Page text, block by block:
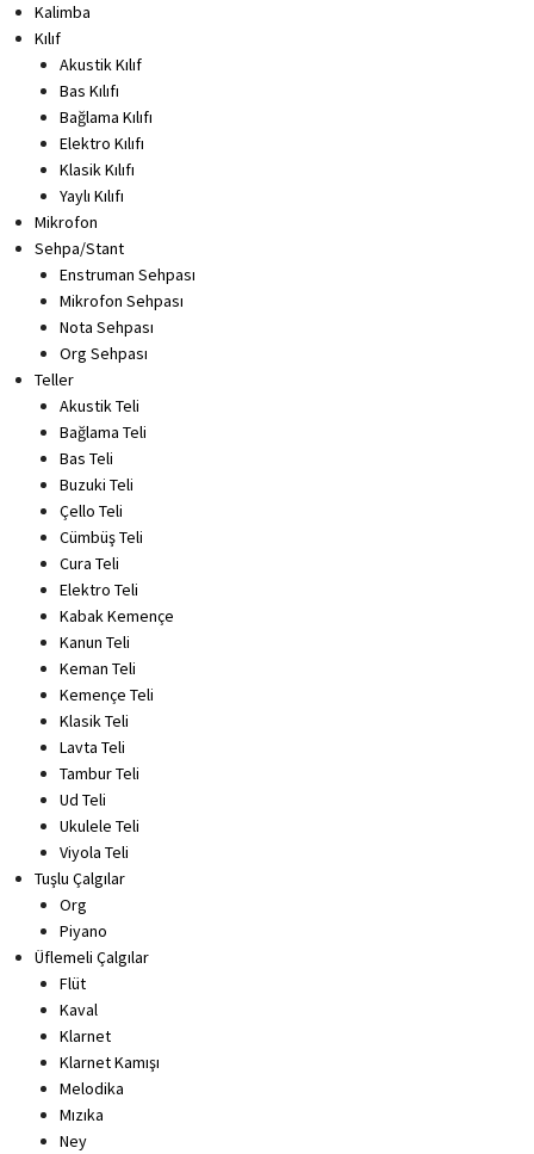
Kalimba
Kılıf
Akustik Kılıf
Bas Kılıfı
Bağlama Kılıfı
Elektro Kılıfı
Klasik Kılıfı
Yaylı Kılıfı
Mikrofon
Sehpa/Stant
Enstruman Sehpası
Mikrofon Sehpası
Nota Sehpası
Org Sehpası
Teller
Akustik Teli
Bağlama Teli
Bas Teli
Buzuki Teli
Çello Teli
Cümbüş Teli
Cura Teli
Elektro Teli
Kabak Kemençe
Kanun Teli
Keman Teli
Kemençe Teli
Klasik Teli
Lavta Teli
Tambur Teli
Ud Teli
Ukulele Teli
Viyola Teli
Tuşlu Çalgılar
Org
Piyano
Üflemeli Çalgılar
Flüt
Kaval
Klarnet
Klarnet Kamışı
Melodika
Mızıka
Ney